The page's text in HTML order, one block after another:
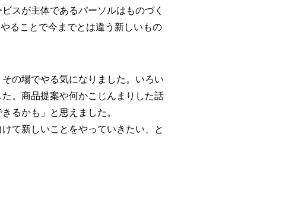
スが主体であるパーソルはものづく
ることで今までとは違う新しいもの
の場でやる気になりました。いろい
。商品提案や何かこじんまりした話
るかも」と思えました。
て新しいことをやっていきたい、と